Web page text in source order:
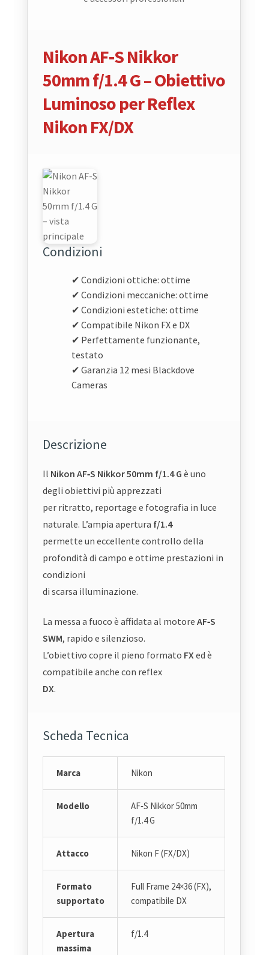
Nikon AF‑S Nikkor
50mm f/1.4 G – Obiettivo
Luminoso per Reflex
Nikon FX/DX
Condizioni
✔ Condizioni ottiche: ottime
✔ Condizioni meccaniche: ottime
✔ Condizioni estetiche: ottime
✔ Compatibile Nikon FX e DX
✔ Perfettamente funzionante,
testato
✔ Garanzia 12 mesi Blackdove
Cameras
Descrizione
Il Nikon AF‑S Nikkor 50mm f/1.4 G è uno
degli obiettivi più apprezzati
per ritratto, reportage e fotografia in luce
naturale. L’ampia apertura f/1.4
permette un eccellente controllo della
profondità di campo e ottime prestazioni in
condizioni
di scarsa illuminazione.
La messa a fuoco è affidata al motoreAF‑S
SWM, rapido e silenzioso.
L’obiettivo copre il pieno formato FXed è
compatibile anche con reflex
DX.
Scheda Tecnica
Marca Nikon
Modello
AF‑S Nikkor 50mm
f/1.4 G
Attacco Nikon F (FX/DX)
Formato
supportato
Full Frame 24×36 (FX),
compatibile DX
Apertura
massima
f/1.4